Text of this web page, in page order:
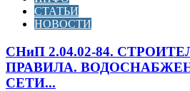
СТАТЬИ
НОВОСТИ
СНиП 2.04.02-84.
ПРАВИЛА.
СЕТИ...